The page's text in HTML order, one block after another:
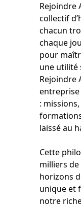
Rejoindre
collectif
chacun
chaque
pour
une utilité
Rejoindre
:
laissé au
Cette
milliers
horizons
unique et
notre